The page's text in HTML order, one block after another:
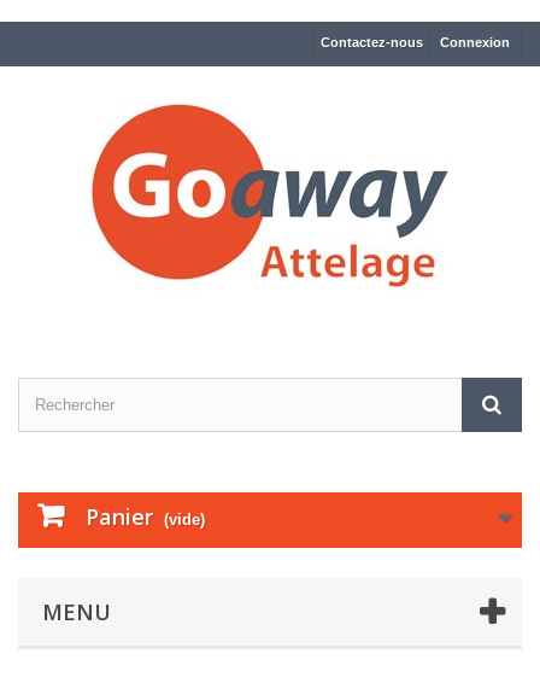
Connexion
Contactez-nous
Panier (vide)
MENU